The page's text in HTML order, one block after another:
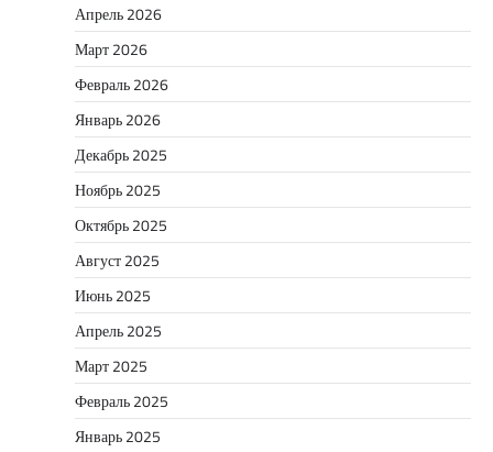
Апрель 2026
Март 2026
Февраль 2026
Январь 2026
Декабрь 2025
Ноябрь 2025
Октябрь 2025
Август 2025
Июнь 2025
Апрель 2025
Март 2025
Февраль 2025
Январь 2025